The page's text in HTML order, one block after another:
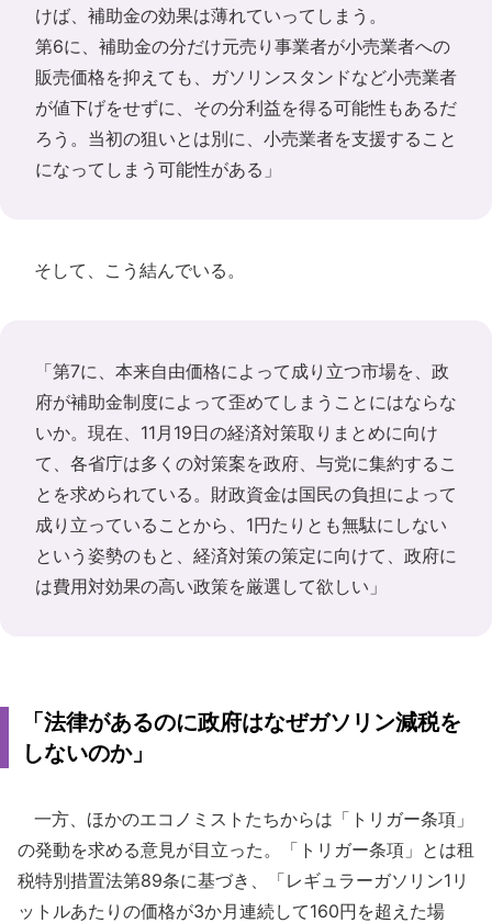
けば、補助金の効果は薄れていってしまう。
第6に、補助金の分だけ元売り事業者が小売業者への
販売価格を抑えても、ガソリンスタンドなど小売業者
が値下げをせずに、その分利益を得る可能性もあるだ
ろう。当初の狙いとは別に、小売業者を支援すること
になってしまう可能性がある」
そして、こう結んでいる。
「第7に、本来自由価格によって成り立つ市場を、政
府が補助金制度によって歪めてしまうことにはならな
いか。現在、11月19日の経済対策取りまとめに向け
て、各省庁は多くの対策案を政府、与党に集約するこ
とを求められている。財政資金は国民の負担によって
成り立っていることから、1円たりとも無駄にしない
という姿勢のもと、経済対策の策定に向けて、政府に
は費用対効果の高い政策を厳選して欲しい」
「法律があるのに政府はなぜガソリン減税を
しないのか」
一方、ほかのエコノミストたちからは「トリガー条項」
の発動を求める意見が目立った。「トリガー条項」とは租
税特別措置法第89条に基づき、「レギュラーガソリン1リ
ットルあたりの価格が3か月連続して160円を超えた場